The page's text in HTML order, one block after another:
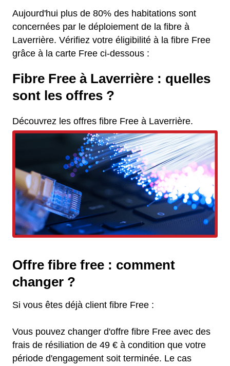
Aujourd'hui plus de 80% des habitations sont
concernées par le déploiement de la fibre à
Laverrière. Vérifiez votre éligibilité à la fibre Free
grâce à la carte Free ci-dessous :
Fibre Free à Laverrière : quelles
sont les offres ?
Découvrez les offres fibre Free à Laverrière.
Offre fibre free : comment
changer ?
Si vous êtes déjà client fibre Free :
Vous pouvez changer d'offre fibre Free avec des
frais de résiliation de 49 € à condition que votre
période d'engagement soit terminée. Le cas